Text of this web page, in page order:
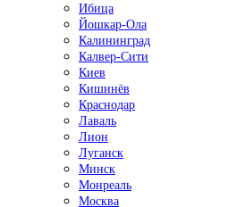
Ибица
Йошкар-Ола
Калининград
Калвер-Сити
Киев
Кишинёв
Краснодар
Лаваль
Лион
Луганск
Минск
Монреаль
Москва